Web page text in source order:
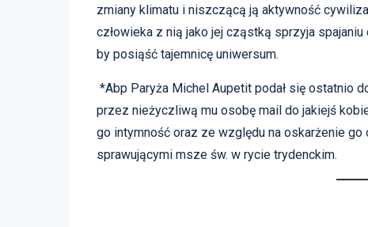
zmiany klimatu i niszczącą ją aktywność
człowieka z nią jako jej cząstką sprzyja
by posiąść tajemnicę uniwersum.
*Abp Paryża Michel Aupetit podał się ostatnio
przez nieżyczliwą mu osobę mail do jakiejś
go intymność oraz ze względu na oskarżenie
sprawującymi msze św. w rycie trydenckim.